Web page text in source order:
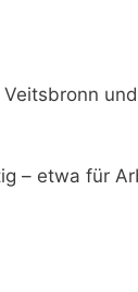
– etwa für